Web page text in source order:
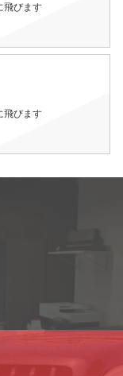
飛びます
飛びます